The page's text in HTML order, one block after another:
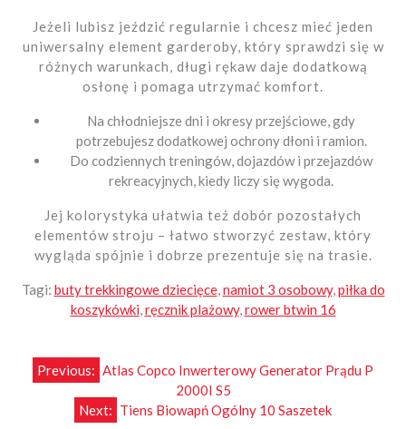
Jeżeli lubisz jeździć regularnie i chcesz mieć jeden
uniwersalny element garderoby, który sprawdzi się w
różnych warunkach, długi rękaw daje dodatkową
osłonę i pomaga utrzymać komfort.
Na chłodniejsze dni i okresy przejściowe, gdy
potrzebujesz dodatkowej ochrony dłoni i ramion.
Do codziennych treningów, dojazdów i przejazdów
rekreacyjnych, kiedy liczy się wygoda.
Jej kolorystyka ułatwia też dobór pozostałych
elementów stroju – łatwo stworzyć zestaw, który
wygląda spójnie i dobrze prezentuje się na trasie.
Tagi: buty trekkingowe dziecięce,namiot 3 osobowy,piłka do
koszykówki,ręcznik plażowy,rower btwin 16
Nawigacja
wpisu
Previous: Atlas Copco Inwerterowy Generator Prądu P
2000I S5
Next: Tiens Biowapń Ogólny 10 Saszetek